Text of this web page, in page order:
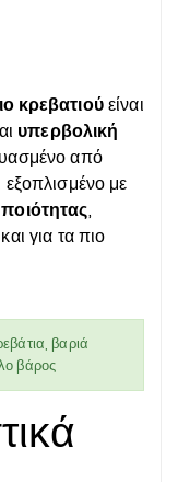
κρεβατιούείναι
υπερβολική
από
εξοπλισμένο με
,
για τα πιο
βαριά
βάρος